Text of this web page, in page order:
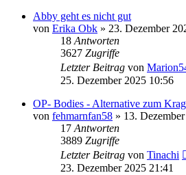
Abby geht es nicht gut
von Erika Obk » 23. Dezember
18 Antworten
3627 Zugriffe
Letzter Beitrag von
25. Dezember 2025 10:56
OP- Bodies - Alternative zum
von fehmarnfan58 » 13.
17 Antworten
3889 Zugriffe
Letzter Beitrag von Tinachi
23. Dezember 2025 21:41